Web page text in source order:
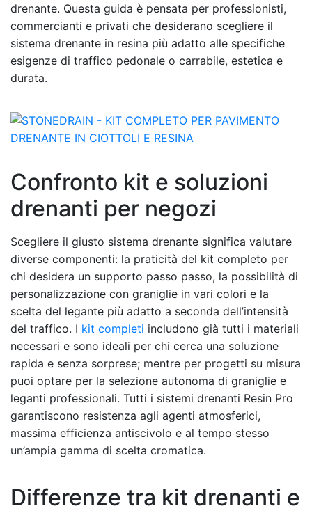
drenante. Questa guida è pensata per professionisti,
commercianti e privati che desiderano scegliere il
sistema drenante in resina più adatto alle specifiche
esigenze di traffico pedonale o carrabile, estetica e
durata.
Confronto kit e soluzioni
drenanti per negozi
Scegliere il giusto sistema drenante significa valutare
diverse componenti: la praticità del kit completo per
chi desidera un supporto passo passo, la possibilità di
personalizzazione con graniglie in vari colori e la
scelta del legante più adatto a seconda dell’intensità
del traffico. I kit completi includono già tutti i materiali
necessari e sono ideali per chi cerca una soluzione
rapida e senza sorprese; mentre per progetti su misura
puoi optare per la selezione autonoma di graniglie e
leganti professionali. Tutti i sistemi drenanti Resin Pro
garantiscono resistenza agli agenti atmosferici,
massima efficienza antiscivolo e al tempo stesso
un’ampia gamma di scelta cromatica.
Differenze tra kit drenanti e